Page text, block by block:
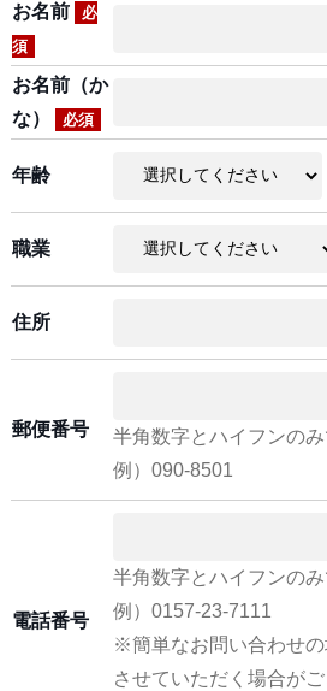
お名前
必
須
お名前（か
な）
必須
年齢
職業
住所
郵便番号
半角数字とハイフンのみ
例）090-8501
電話番号
半角数字とハイフンのみ
例）0157-23-7111
※簡単なお問い合わせ
させていただく場合が